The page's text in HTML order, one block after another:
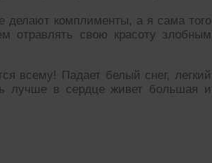
делают комплименты, а я сама того
отравлять свою красоту злобным
всему! Падает белый снег, легкий
лучше в сердце живет большая и